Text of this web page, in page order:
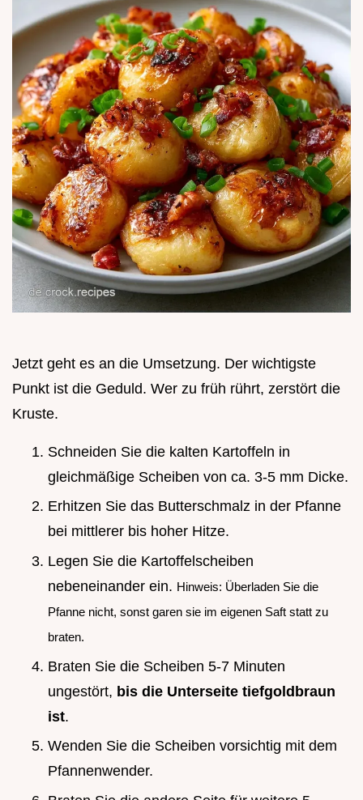
Jetzt geht es an die Umsetzung. Der wichtigste
Punkt ist die Geduld. Wer zu früh rührt, zerstört die
Kruste.
Schneiden Sie die kalten Kartoffeln in
gleichmäßige Scheiben von ca. 3-5 mm Dicke.
Erhitzen Sie das Butterschmalz in der Pfanne
bei mittlerer bis hoher Hitze.
Legen Sie die Kartoffelscheiben
nebeneinander ein. Hinweis: Überladen Sie die
Pfanne nicht, sonst garen sie im eigenen Saft statt zu
braten.
Braten Sie die Scheiben 5-7 Minuten
ungestört, bis die Unterseite tiefgoldbraun
ist.
Wenden Sie die Scheiben vorsichtig mit dem
Pfannenwender.